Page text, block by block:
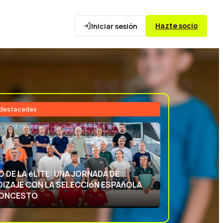
Iniciar sesión Hazte socio
DEPORTIVA: APRENDIENDO CON
ESPAñOLA DE BALONCESTO